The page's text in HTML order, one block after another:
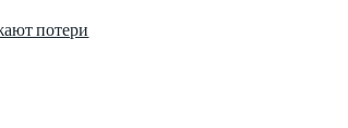
потери